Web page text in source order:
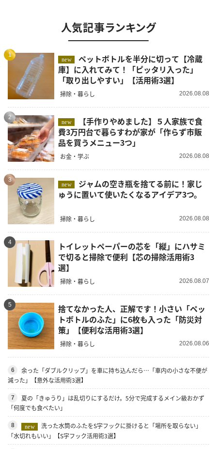
人気記事ランキング
1
new
ペットボトルを半分に切って【冷蔵
庫】に入れてみて！「ピッタリ入った」
「取り出しやすい」【活用術3選】
掃除・暮らし 2026.08.08
2
new
費3万円台で暮らすわが家が「作らず市販
品を買うメニュー3つ」
お金・学ぶ 2026.08.08
3
new
ゅうに置いて使いたくなるアイデア3つ。
掃除・暮らし 2026.08.08
4
トイレットペーパーの芯を「縦」にハサミ
で切ると掃除で便利【芯の掃除活用術3
選】
掃除・暮らし 2026.08.07
5
捨てなかった人、正解です！小さい「ペッ
トボトルのふた」に6枚も入った「防災対
策」【便利な活用術3選】
掃除・暮らし 2026.08.06
6
余った「ダブルクリップ」を車に持ち込んだら…「車内の小さな不便が
減った」【意外な活用術3選】
7
夏の「きゅうり」は乱切りにするだけ。5分で完成するメイン級おかず
「何度でも食べたい」
8 new
洗った水筒のふたをS字フックに掛けると「場所を取らない」
「水切れもいい」【S字フック活用術3選】